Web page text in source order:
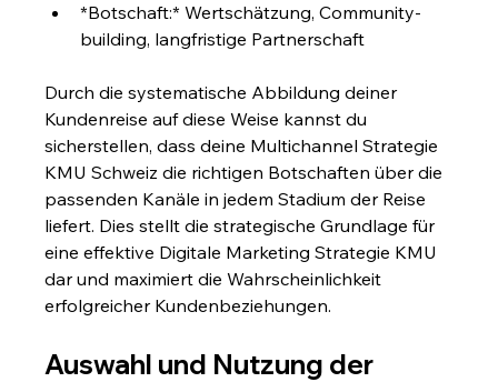
*Botschaft:* Wertschätzung, Community-
building, langfristige Partnerschaft
Durch die systematische Abbildung deiner
Kundenreise auf diese Weise kannst du
sicherstellen, dass deine Multichannel Strategie
KMU Schweiz die richtigen Botschaften über die
passenden Kanäle in jedem Stadium der Reise
liefert. Dies stellt die strategische Grundlage für
eine effektive Digitale Marketing Strategie KMU
dar und maximiert die Wahrscheinlichkeit
erfolgreicher Kundenbeziehungen.
Auswahl und Nutzung der